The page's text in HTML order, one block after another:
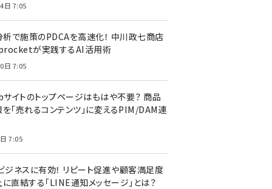
日 7:05
で施策のPDCAを高速化！ 中川政七商店
が実践するAI活用術
日 7:05
サイトのトップページはもはや不要？ 商品
「売れるコンテンツ」に変えるPIM/DAM連
7:05
ジネスに有効！ リピート促進や顧客満足度
直結する「LINE通知メッセージ」とは？